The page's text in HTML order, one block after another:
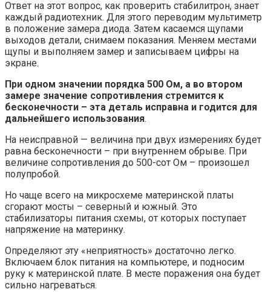
Ответ на этот вопрос, как проверить стабилитрон, знает
каждый радиотехник. Для этого переводим мультиметр
в положение замера диода. Затем касаемся щупами
выходов детали, снимаем показания. Меняем местами
щупы и выполняем замер и записываем цифры на
экране.
При одном значении порядка 500 Ом, а во втором
замере значение сопротивления стремится к
бесконечности – эта деталь исправна и годится для
дальнейшего использования.
На неисправной — величина при двух измерениях будет
равна бесконечности – при внутреннем обрыве. При
величине сопротивления до 500-сот Ом – произошел
полупробой.
Но чаще всего на микросхеме материнской платы
сгорают мосты – северный и южный. Это
стабилизаторы питания схемы, от которых поступает
напряжение на материнку.
Определяют эту «неприятность» достаточно легко.
Включаем блок питания на компьютере, и подносим
руку к материнской плате. В месте поражения она будет
сильно нагреваться.